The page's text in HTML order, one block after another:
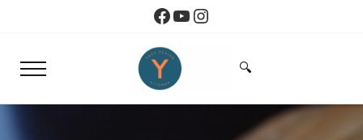
Skip to header right navigationFacebook
YouTube
Instagram
Menu
Yoko Design Kitchen
Search...
🔍